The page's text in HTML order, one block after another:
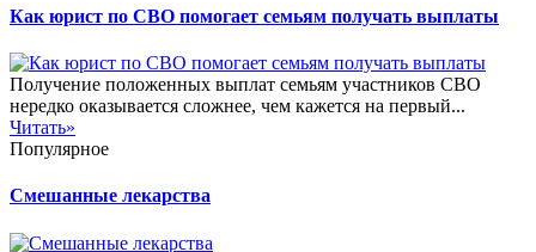
Как юрист по СВО помогает семьям получать выплаты
Получение положенных выплат семьям участников СВО
нередко оказывается сложнее, чем кажется на первый...
Читать»
Популярное
Смешанные лекарства